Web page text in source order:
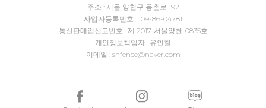
주소 : 서울 양천구 등촌로 192
사업자등록번호 : 109-86-04781
통신판매업신고번호 : 제 2017-서울양천-0835호
개인정보책임자 : 유인철
이메일 : shfence@naver.com